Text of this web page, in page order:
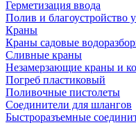
Герметизация ввода
Полив и благоустройство
Краны
Краны садовые
Сливные краны
Незамерзающие краны и
Погреб пластиковый
Поливочные пистолеты
Соединители для шлангов
Быстроразъемные